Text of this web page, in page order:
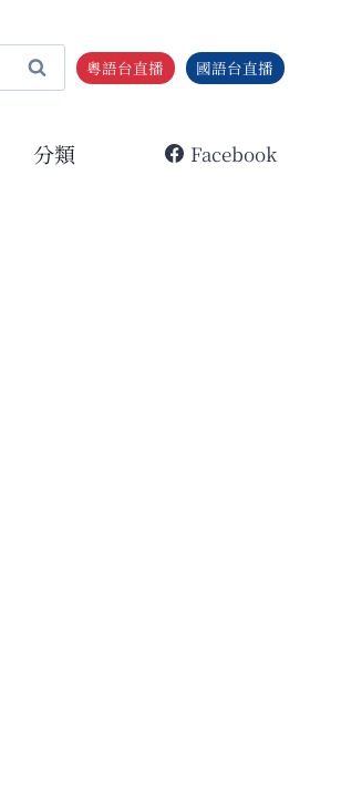
粵語台直播 國語台直播
分類 Facebook